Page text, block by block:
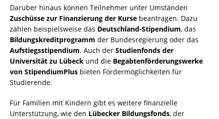
Darüber hinaus können Teilnehmer unter Umständen
Zuschüsse zur Finanzierung der Kurse beantragen. Dazu
zählen beispielsweise das Deutschland-Stipendium, das
Bildungskreditprogramm der Bundesregierung oder das
Aufstiegsstipendium. Auch der Studienfonds der
Universität zu Lübeck und die Begabtenförderungswerke
von StipendiumPlus bieten Fördermöglichkeiten für
Studierende.
Für Familien mit Kindern gibt es weitere finanzielle
Unterstützung, wie den Lübecker Bildungsfonds, der